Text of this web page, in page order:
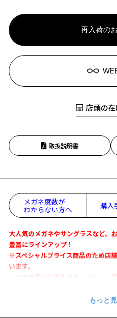
再入荷の
店頭の
取扱説明書
メガネ度数が
わからない方へ
購入
大人気のメガネやサングラスなど、
豊富にラインアップ！
※スペシャルプライス商品のため店
います。
※この商品はお誕生日クーポン、一
細身シルエットでさり気ないおしゃ